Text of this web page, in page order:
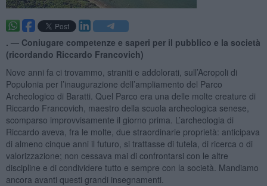
. — Coniugare competenze e saperi per il pubblico e la società
(ricordando Riccardo Francovich)
Nove anni fa ci trovammo, straniti e addolorati, sull’Acropoli di
Populonia per l’inaugurazione dell’ampliamento del Parco
Archeologico di Baratti. Quel Parco era una delle molte creature di
Riccardo Francovich, maestro della scuola archeologica senese,
scomparso improvvisamente il giorno prima. L’archeologia di
Riccardo aveva, fra le molte, due straordinarie proprietà: anticipava
di almeno cinque anni il futuro, si trattasse di tutela, di ricerca o di
valorizzazione; non cessava mai di confrontarsi con le altre
discipline e di condividere tutto e sempre con la società. Mandiamo
ancora avanti questi grandi insegnamenti.